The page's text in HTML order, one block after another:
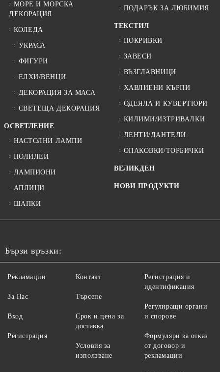
МОРЕ И МОРСКА
ДЕКОРАЦИЯ
КОЛЕДА
УКРАСА
ФИГУРИ
ЕЛХИ/ВЕНЦИ
ДЕКОРАЦИЯ ЗА МАСА
СВЕТЕЩА ДЕКОРАЦИЯ
ОСВЕТЛЕНИЕ
НАСТОЛНИ ЛАМПИ
ПОЛИЛЕИ
ЛАМПИОНИ
АПЛИЦИ
ШАПКИ
ПОДАРЪК ЗА ЛЮБИМИЯ
ТЕКСТИЛ
ПОКРИВКИ
ЗАВЕСИ
ВЪЗГЛАВНИЦИ
ХАВЛИЕНИ КЪРПИ
ОДЕЯЛА И КУВЕРТЮРИ
КИЛИМИ/ИЗТРИВАЛКИ
ЛЕНТИ/ДАНТЕЛИ
ОПАКОВКИ/ТОРБИЧКИ
ВЕЛИКДЕН
НОВИ ПРОДУКТИ
Бързи връзки:
Рекламации
За Нас
Вход
Регистрация
Контакт
Търсене
Срок и цена за
доставка
Условия за
използване
Регистрация и
идентификация
Регулиращи органи
и спорове
Формуляри за отказ
от договор и
рекламации